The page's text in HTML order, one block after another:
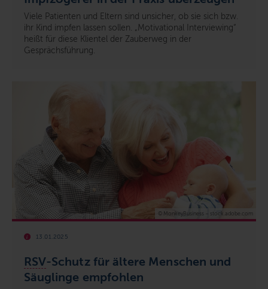
Viele Patienten und Eltern sind unsicher, ob sie sich bzw.
ihr Kind impfen lassen sollen. „Motivational Interviewing“
heißt für diese Klientel der Zauberweg in der
Gesprächsführung.
RSV-Schutz für ältere Menschen und
Säuglinge empfohlen
13.01.2025
© MonkeyBusiness – stock.adobe.com